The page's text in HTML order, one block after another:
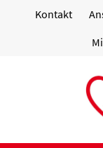
Kontakt